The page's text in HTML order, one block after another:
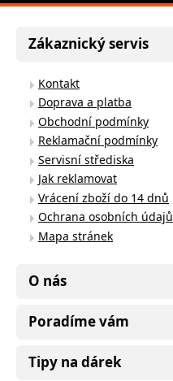
Zákaznický servis
Kontakt
Doprava a platba
Obchodní podmínky
Reklamační podmínky
Servisní střediska
Jak reklamovat
Vrácení zboží do 14 dnů
Ochrana osobních údajů
Mapa stránek
O nás
Poradíme vám
Tipy na dárek